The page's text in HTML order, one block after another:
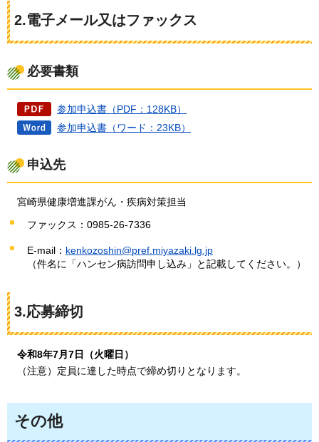
2.電子メール又はファックス
必要書類
参加申込書（PDF：128KB）
参加申込書（ワード：23KB）
申込先
宮崎県健康増進課がん・疾病対策担当
ファックス：0985-26-7336
E-mail： kenkozoshin@pref.miyazaki.lg.jp
（件名に「ハンセン病訪問申し込み」と記載してください。）
3.応募締切
令和8年7月7日（火曜日）
（注意）定員に達した時点で締め切りとなります。
その他